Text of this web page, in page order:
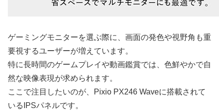
ゲーミングモニターを選ぶ際に、画面の発色や視野角も重
要視するユーザーが増えています。
特に長時間のゲームプレイや動画鑑賞では、色鮮やかで自
然な映像表現が求められます。
ここで注目したいのが、Pixio PX246 Waveに搭載されて
いるIPSパネルです。